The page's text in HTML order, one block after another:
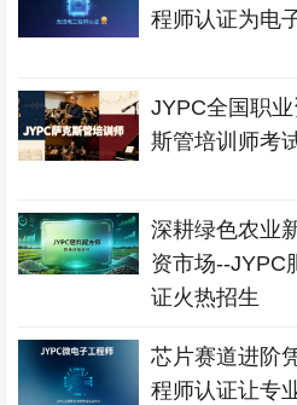
程师认证为电
JYPC全国职
斯管培训师考
深耕绿色农业
资市场--JYPC
证火热招生
芯片赛道进阶
程师认证让专